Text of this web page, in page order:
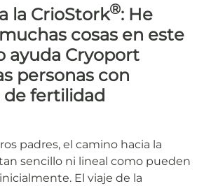
la CrioStork®: He
cosas en este
ayuda Cryoport
personas con
fertilidad
padres, el camino hacia la
sencillo ni lineal como pueden
El viaje de la